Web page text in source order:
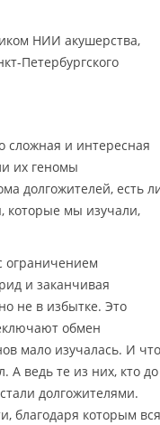
НИИ акушерства,
Петербургского
сложная и интересная
их геномы
долгожителей, есть
которые мы изучали,
ограничением
и заканчивая
не в избытке. Это
обмен
мало изучалась. И что
А ведь те из них, кто до
долгожителями.
благодаря которым вся